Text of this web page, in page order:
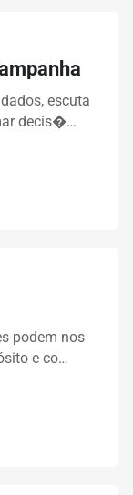
escuta
decis�…
podem nos
e co…